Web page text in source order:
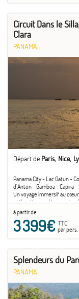
Circuit Dans le
Clara
PANAMA
Départ de Paris Nice
Panama City - Lac Gatun -
d'Anton - Gamboa - Capira -
Un voyage immersif au
authentiques, découvertes
à partir de
3 399€TTC
par pers.
Splendeurs du
PANAMA